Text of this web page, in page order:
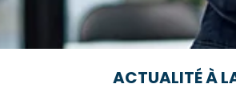
ACTUALITÉ À